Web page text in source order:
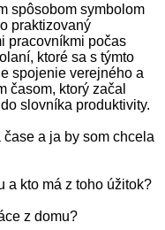
spôsobom symbolom
praktizovaný
pracovníkmi počas
ktoré sa s týmto
spojenie verejného a
časom, ktorý začal
slovníka produktivity.
a ja by som chcela
a kto má z toho úžitok?
z domu?